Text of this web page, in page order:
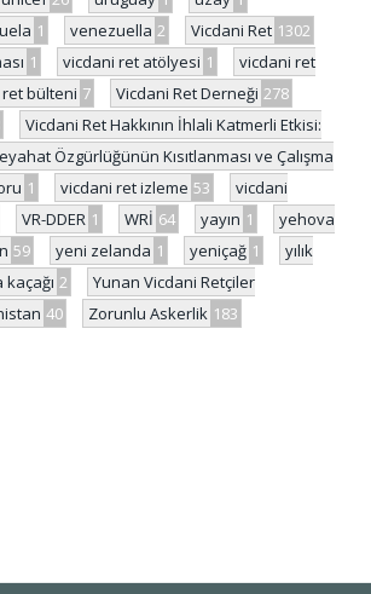
1 venezuella 2 Vicdani Ret 1302
1 vicdani ret atölyesi 1
vicdani ret
bülteni 7 Vicdani Ret Derneği 278
Vicdani Ret Hakkının İhlali Katmerli Etkisi:
Özgürlüğünün Kısıtlanması ve Çalışma
1 vicdani ret izleme 53
vicdani
VR-DDER 1 WRİ 64 yayın 1
yehova
59 yeni zelanda 1 yeniçağ 1
yılık
2
Yunan Vicdani Retçiler
40 Zorunlu Askerlik 183